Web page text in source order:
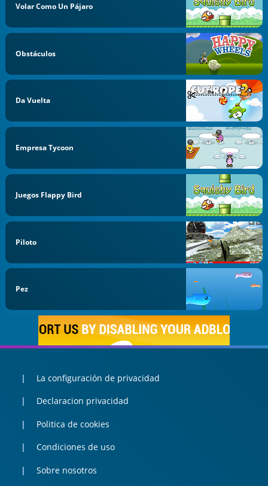
Volar Como Un Pájaro
Obstáculos
Da Vuelta
Empresa Tycoon
Juegos Flappy Bird
Piloto
Pez
La configuración de privacidad
Declaracion privacidad
Politica de cookies
Condiciones de uso
Sobre nosotros